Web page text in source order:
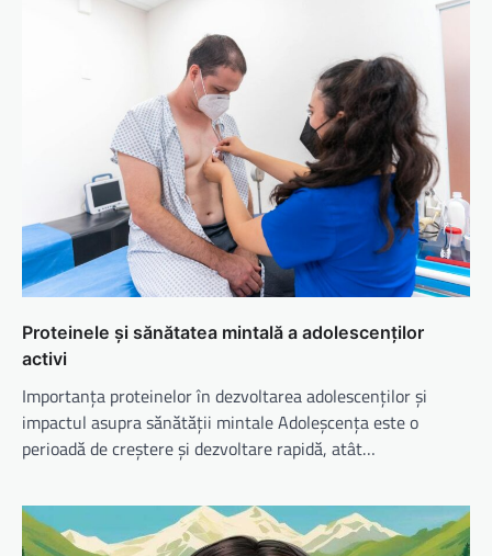
Proteinele și sănătatea mintală a adolescenților
activi
Importanța proteinelor în dezvoltarea adolescenților și
impactul asupra sănătății mintale Adoleșcența este o
perioadă de creștere și dezvoltare rapidă, atât…